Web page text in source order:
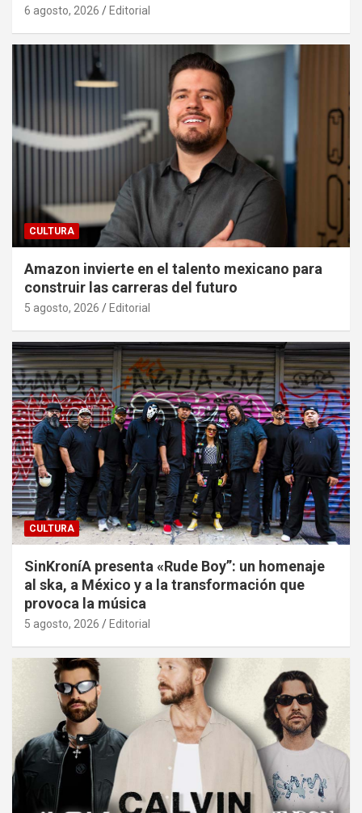
6 agosto, 2026 Editorial
CULTURA
Amazon invierte en el talento mexicano para
construir las carreras del futuro
5 agosto, 2026 Editorial
CULTURA
SinKroníA presenta «Rude Boy”: un homenaje
al ska, a México y a la transformación que
provoca la música
5 agosto, 2026 Editorial